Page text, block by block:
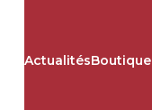
ActualitésBoutique